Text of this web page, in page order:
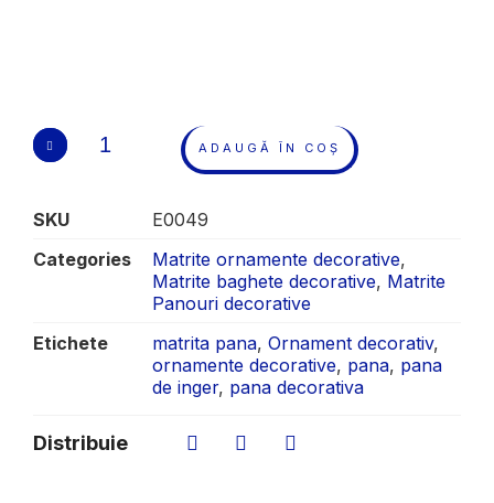
ADAUGĂ ÎN COȘ
SKU
E0049
Categories
Matrite ornamente decorative,
Matrite baghete decorative, Matrite
Panouri decorative
Etichete
matrita pana, Ornament decorativ,
ornamente decorative, pana, pana
de inger, pana decorativa
Distribuie